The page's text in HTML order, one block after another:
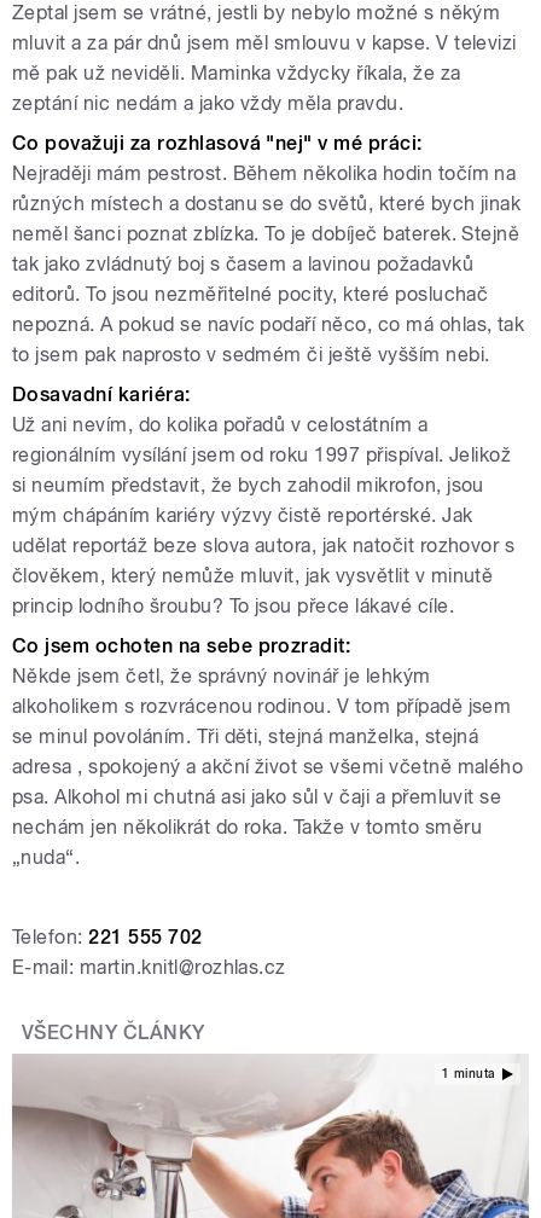
Zeptal jsem se vrátné, jestli by nebylo možné s někým
mluvit a za pár dnů jsem měl smlouvu v kapse. V televizi
mě pak už neviděli. Maminka vždycky říkala, že za
zeptání nic nedám a jako vždy měla pravdu.
Co považuji za rozhlasová "nej" v mé práci:
Nejraději mám pestrost. Během několika hodin točím na
různých místech a dostanu se do světů, které bych jinak
neměl šanci poznat zblízka. To je dobíječ baterek. Stejně
tak jako zvládnutý boj s časem a lavinou požadavků
editorů. To jsou nezměřitelné pocity, které posluchač
nepozná. A pokud se navíc podaří něco, co má ohlas, tak
to jsem pak naprosto v sedmém či ještě vyšším nebi.
Dosavadní kariéra:
Už ani nevím, do kolika pořadů v celostátním a
regionálním vysílání jsem od roku 1997 přispíval. Jelikož
si neumím představit, že bych zahodil mikrofon, jsou
mým chápáním kariéry výzvy čistě reportérské. Jak
udělat reportáž beze slova autora, jak natočit rozhovor s
člověkem, který nemůže mluvit, jak vysvětlit v minutě
princip lodního šroubu? To jsou přece lákavé cíle.
Co jsem ochoten na sebe prozradit:
Někde jsem četl, že správný novinář je lehkým
alkoholikem s rozvrácenou rodinou. V tom případě jsem
se minul povoláním. Tři děti, stejná manželka, stejná
adresa , spokojený a akční život se všemi včetně malého
psa. Alkohol mi chutná asi jako sůl v čaji a přemluvit se
nechám jen několikrát do roka. Takže v tomto směru
„nuda“.
Telefon:221 555 702
E-mail: martin.knitl@rozhlas.cz
VŠECHNY ČLÁNKY
1 minuta